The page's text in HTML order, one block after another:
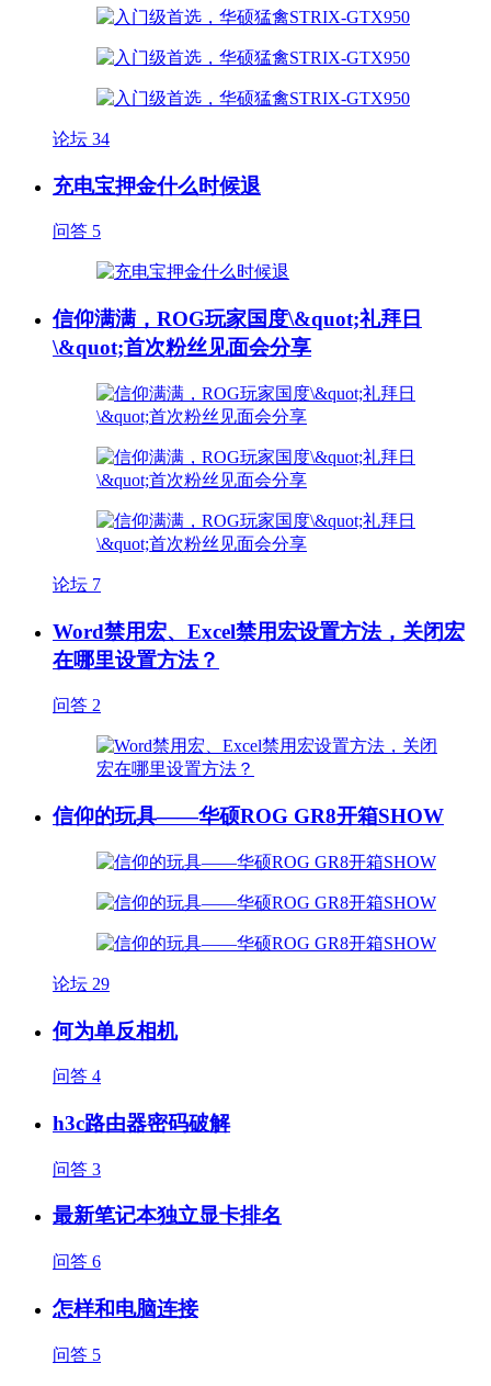
论坛 34
充电宝押金什么时候退
问答 5
信仰满满，ROG玩家国度\&quot;礼拜日
\&quot;首次粉丝见面会分享
论坛 7
Word禁用宏、Excel禁用宏设置方法，关闭宏
在哪里设置方法？
问答 2
信仰的玩具——华硕ROG GR8开箱SHOW
论坛 29
何为单反相机
问答 4
h3c路由器密码破解
问答 3
最新笔记本独立显卡排名
问答 6
怎样和电脑连接
问答 5